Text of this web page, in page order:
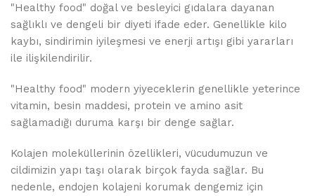
"Healthy food" doğal ve besleyici gıdalara dayanan
sağlıklı ve dengeli bir diyeti ifade eder. Genellikle kilo
kaybı, sindirimin iyileşmesi ve enerji artışı gibi yararları
ile ilişkilendirilir.
"Healthy food" modern yiyeceklerin genellikle yeterince
vitamin, besin maddesi, protein ve amino asit
sağlamadığı duruma karşı bir denge sağlar.
Kolajen moleküllerinin özellikleri, vücudumuzun ve
cildimizin yapı taşı olarak birçok fayda sağlar. Bu
nedenle, endojen kolajeni korumak dengemiz için